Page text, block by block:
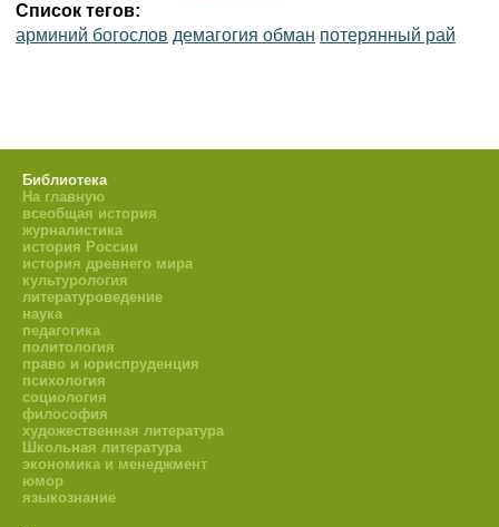
Список тегов:
арминий богослов демагогия обман потерянный рай
Библиотека
На главную
всеобщая история
журналистика
история России
история древнего мира
культурология
литературоведение
наука
педагогика
политология
право и юриспруденция
психология
социология
философия
художественная литература
Школьная литература
экономика и менеджмент
юмор
языкознание